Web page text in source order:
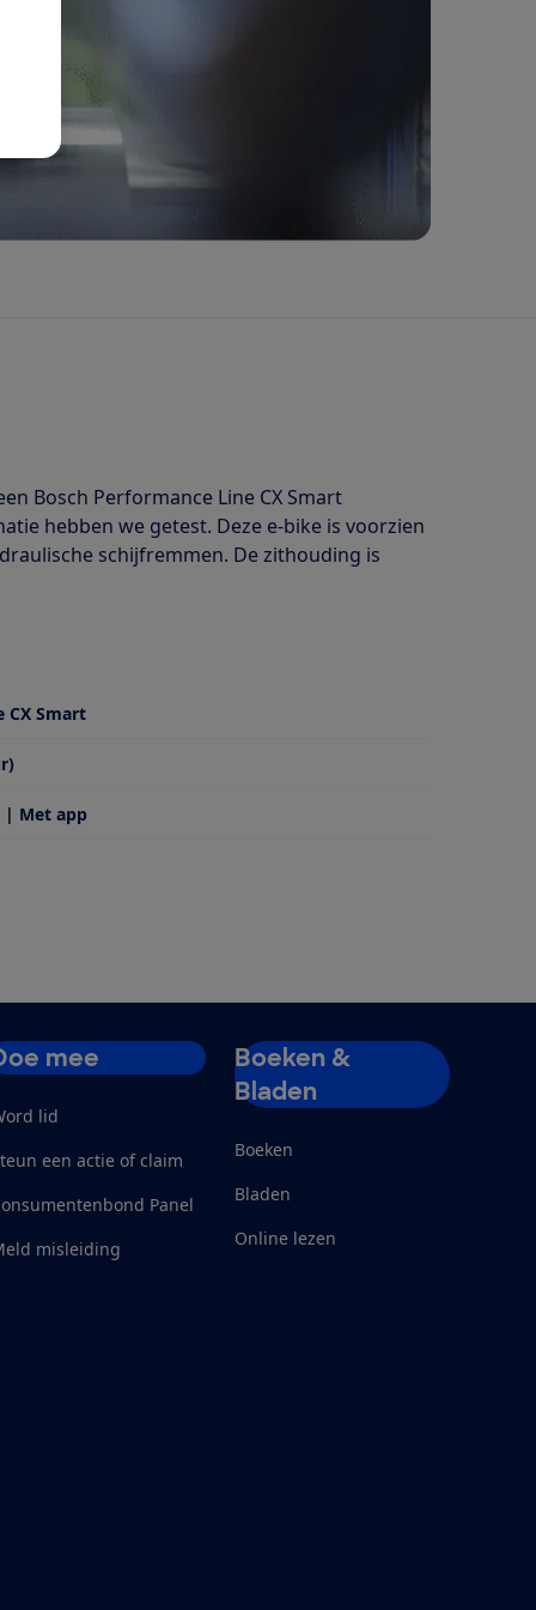
Bosch Performance Line CX Smart
hebben we getest. Deze e-bike is voorzien
schijfremmen. De zithouding is
CX Smart
| Met app
mee
lid
een actie of claim
Panel
misleiding
Boeken &
Bladen
Boeken
Bladen
Online lezen